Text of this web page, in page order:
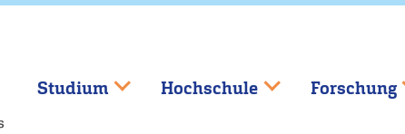
Studium Hochschule Forschung